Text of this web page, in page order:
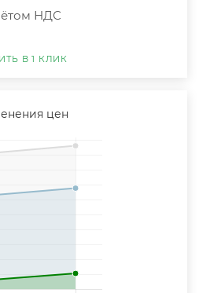
НДС
В 1 КЛИК
цен